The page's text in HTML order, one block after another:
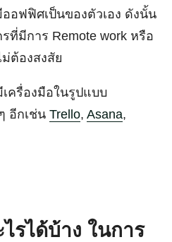
อฟฟิศเป็นของตัวเอง ดังนั้น
ที่มีการ Remote work หรือ
ม่ต้องสงสัย
ครื่องมือในรูปแบบ
อีกเช่น Trello, Asana,
รได้บ้าง ในการ